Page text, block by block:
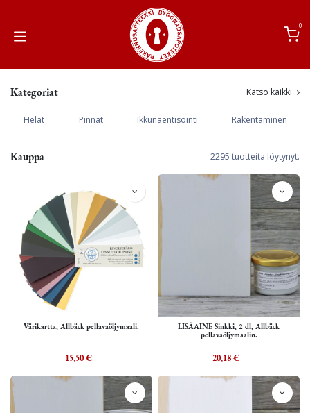
0
Kategoriat Katso kaikki
Helat Pinnat Ikkunaentisöinti Rakentaminen
Kauppa 2295 tuotteita löytynyt.
Värikartta, Allbäck pellavaöljymaali.
15,50€
LISÄAINE Sinkki, 2 dl, Allbäck
pellavaöljymaalin.
20,18€